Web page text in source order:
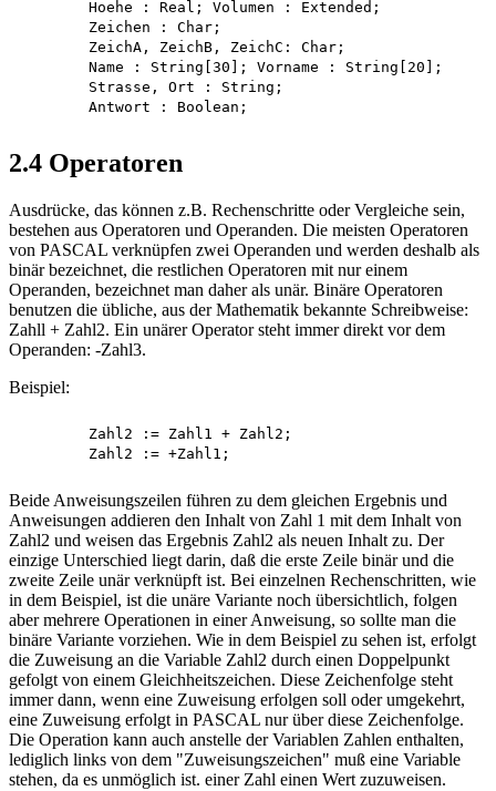
2.4 Operatoren
Ausdrücke, das können z.B. Rechenschritte oder Vergleiche sein,
bestehen aus Operatoren und Operanden. Die meisten Operatoren
von PASCAL verknüpfen zwei Operanden und werden deshalb als
binär bezeichnet, die restlichen Operatoren mit nur einem
Operanden, bezeichnet man daher als unär. Binäre Operatoren
benutzen die übliche, aus der Mathematik bekannte Schreibweise:
Zahll + Zahl2. Ein unärer Operator steht immer direkt vor dem
Operanden: -Zahl3.
Beispiel:
Beide Anweisungszeilen führen zu dem gleichen Ergebnis und
Anweisungen addieren den Inhalt von Zahl 1 mit dem Inhalt von
Zahl2 und weisen das Ergebnis Zahl2 als neuen Inhalt zu. Der
einzige Unterschied liegt darin, daß die erste Zeile binär und die
zweite Zeile unär verknüpft ist. Bei einzelnen Rechenschritten, wie
in dem Beispiel, ist die unäre Variante noch übersichtlich, folgen
aber mehrere Operationen in einer Anweisung, so sollte man die
binäre Variante vorziehen. Wie in dem Beispiel zu sehen ist, erfolgt
die Zuweisung an die Variable Zahl2 durch einen Doppelpunkt
gefolgt von einem Gleichheitszeichen. Diese Zeichenfolge steht
immer dann, wenn eine Zuweisung erfolgen soll oder umgekehrt,
eine Zuweisung erfolgt in PASCAL nur über diese Zeichenfolge.
Die Operation kann auch anstelle der Variablen Zahlen enthalten,
lediglich links von dem "Zuweisungszeichen" muß eine Variable
stehen, da es unmöglich ist. einer Zahl einen Wert zuzuweisen.